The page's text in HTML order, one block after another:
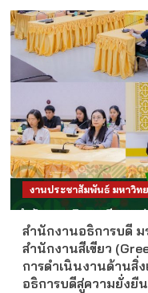
งานประชาสัมพันธ์ มหาวิท
สำนักงานอธิการบดี ม
สำนักงานสีเขียว
การดำเนินงานด้านสิ่
อธิการบดีสู่ความยั่งยืน